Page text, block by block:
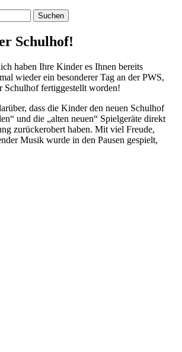
Schulhof!
haben Ihre Kinder es Ihnen bereits
wieder ein besonderer Tag an der PWS,
Schulhof fertiggestellt worden!
dass die Kinder den neuen Schulhof
und die „alten neuen“ Spielgeräte direkt
zurückerobert haben. Mit viel Freude,
Musik wurde in den Pausen gespielt,